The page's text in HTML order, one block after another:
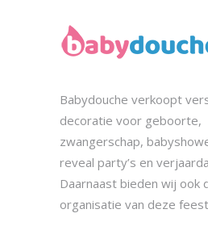
Babydouche verkoopt
decoratie voor geboorte,
zwangerschap,
reveal party’s en
Daarnaast bieden wij ook
organisatie van deze